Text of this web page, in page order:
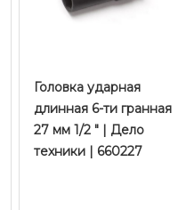
Головка ударная
длинная 6-ти гранная
27 мм 1/2 " | Дело
техники | 660227